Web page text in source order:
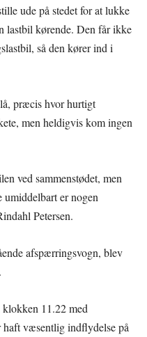
ude på stedet for at lukke
lastbil kørende. Den får ikke
så den kører ind i
præcis hvor hurtigt
men heldigvis kom ingen
ved sammenstødet, men
er nogen
Petersen.
afspærringsvogn, blev
11.22 med
væsentlig indflydelse på